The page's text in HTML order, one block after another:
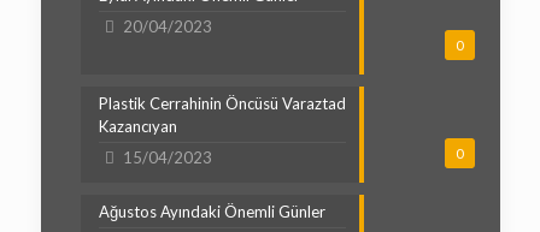
0
20/04/2023
0
Plastik Cerrahinin Öncüsü Varaztad
Kazancıyan
15/04/2023
Ağustos Ayındaki Önemli Günler